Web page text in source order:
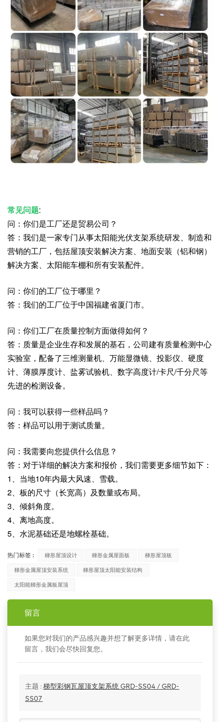
常见问题:
问：你们是工厂还是贸易公司？
答：我们是一家专门从事太阳能光伏支架系统研发、制造和
营销的工厂，包括屋顶安装解决方案、地面安装（铝和钢）
解决方案、太阳能车棚和所有安装配件。
问：你们的工厂位于哪里？
答：我们的工厂位于中国福建省厦门市。
问：你们工厂在质量控制方面做得如何？
答：质量是企业⽣存和发展的基石，公司建有质量检测中心
实验室，配备了三维测量机、万能显微镜、投影仪、硬度
计、薄膜厚度计、盐雾试验机、数字⾼度计/卡尺/千分尺等
先进的检测设备。
问：我可以获得一些样品吗？
答：样品可以用于测试质量。
问：我需要向您提供什么信息？
答：对于详细的解决方案和报价，我们需要更多细节如下：
1、当地10年内最大风速、雪载。
2、板的尺寸（长宽高）及数量或布局。
3、倾斜角度。
4、离地高度。
5、水泥基础还是地螺栓基础。
热门标签 : 梯形屋顶设计 梯形金属屋面板 梯形屋顶板
梯形金属屋顶安装系统 梯形屋顶太阳能安装结构
太阳能梯形金属板屋顶
留言
如果您对我们的产品感兴趣并想了解更多详情，请在此
留言，我们会尽快回复您。
主题 :梯型彩钢瓦屋顶支架系统 GRD-SS04 / GRD-
SS07